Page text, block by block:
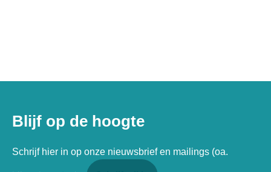
Blijf op de hoogte
Schrijf hier in op onze nieuwsbrief en mailings (oa.